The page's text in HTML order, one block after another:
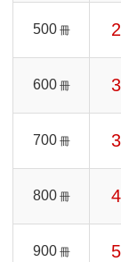
500 冊
600 冊
700 冊
800 冊
900 冊